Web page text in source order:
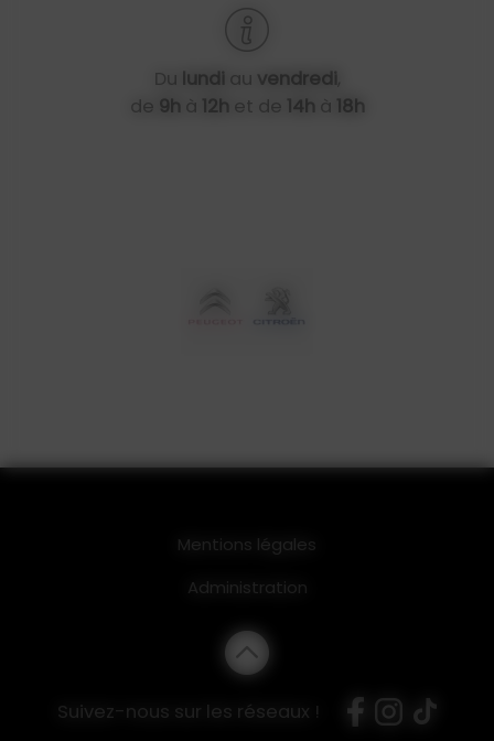
Du lundi au vendredi,
de 9h à 12h et de 14h à 18h
Mentions légales
Administration
Suivez-nous sur les réseaux !